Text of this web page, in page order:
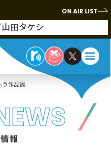
ON AIR LIST
田タケシ
う作品展
報